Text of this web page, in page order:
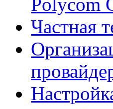
Частная